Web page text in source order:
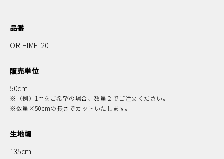
品番
ORIHIME-20
販売単位
50cm
※（例）1mをご希望の場合、数量２でご注文ください。
※数量×50cmの長さでカットいたします。
生地幅
135cm